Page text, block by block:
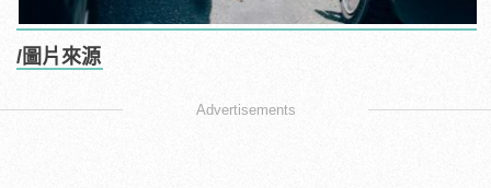
/圖片來源
Advertisements